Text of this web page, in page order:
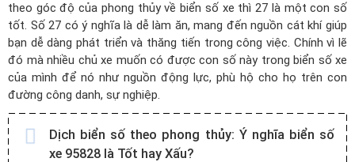
theo góc độ của phong thủy về biển số xe thì 27 là một con số
tốt. Số 27 có ý nghĩa là dễ làm ăn, mang đến nguồn cát khí giúp
bạn dễ dàng phát triển và thăng tiến trong công việc. Chính vì lẽ
đó mà nhiều chủ xe muốn có được con số này trong biển số xe
của mình để nó như nguồn động lực, phù hộ cho họ trên con
đường công danh, sự nghiệp.
Dịch biển số theo phong thủy: Ý nghĩa biển số
xe 95828 là Tốt hay Xấu?